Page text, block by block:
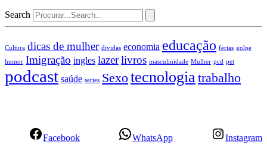
Search
Cultura dicas de mulher dividas economia educação ferias golpe
humor Imigração ingles lazerlivros masculinidade Mulher pcd pet
podcast saúde series Sexotecnologiatrabalho
Facebook WhatsApp Instagram